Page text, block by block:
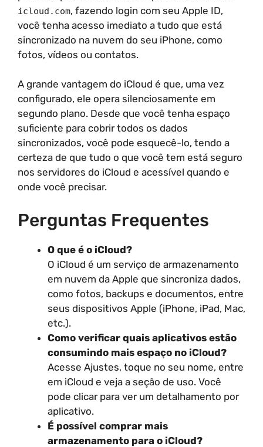
icloud.com, fazendo login com seu Apple ID,
você tenha acesso imediato a tudo que está
sincronizado na nuvem do seu iPhone, como
fotos, vídeos ou contatos.
A grande vantagem do iCloud é que, uma vez
configurado, ele opera silenciosamente em
segundo plano. Desde que você tenha espaço
suficiente para cobrir todos os dados
sincronizados, você pode esquecê-lo, tendo a
certeza de que tudo o que você tem está seguro
nos servidores do iCloud e acessível quando e
onde você precisar.
Perguntas Frequentes
O que é o iCloud?
O iCloud é um serviço de armazenamento
em nuvem da Apple que sincroniza dados,
como fotos, backups e documentos, entre
seus dispositivos Apple (iPhone, iPad, Mac,
etc.).
Como verificar quais aplicativos estão
consumindo mais espaço no iCloud?
Acesse Ajustes, toque no seu nome, entre
em iCloud e veja a seção de uso. Você
pode clicar para ver um detalhamento por
aplicativo.
É possível comprar mais
armazenamento para o iCloud?